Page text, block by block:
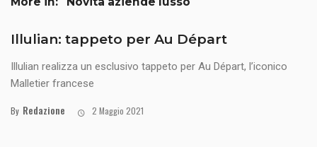
Illulian: tappeto per Au Départ
Illulian realizza un esclusivo tappeto per Au Départ, l’iconico
Malletier francese
By Redazione 2 Maggio 2021